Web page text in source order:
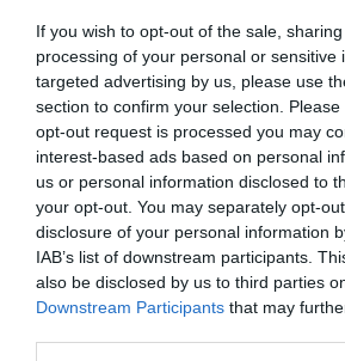
If you wish to opt-out of the sale,
processing of your personal or sensitive
targeted advertising by us, please use
section to confirm your selection.
opt-out request is processed you may
interest-based ads based on personal
us or personal information disclosed to
your opt-out. You may separately opt-
disclosure of your personal information
IAB’s list of downstream participants.
also be disclosed by us to third parties
Downstream Participants that may
Το χρηματοδοτούμενο
από την ΕΕ έργο “The
Gaming Police”
ενισχύει την ασφάλεια
των παιδιών στο
διαδίκτυο
31.07.2026
ΑΑΔΕ: Διευκρινίσεις
για τα πρόστιμα σε
παραβάσεις που
αφορούν τους ΦΗΜ
31.07.2026
Σ. Καλαφάτης: «Η
Τεχνητή Νοημοσύνη
δεν είναι απλώς μια